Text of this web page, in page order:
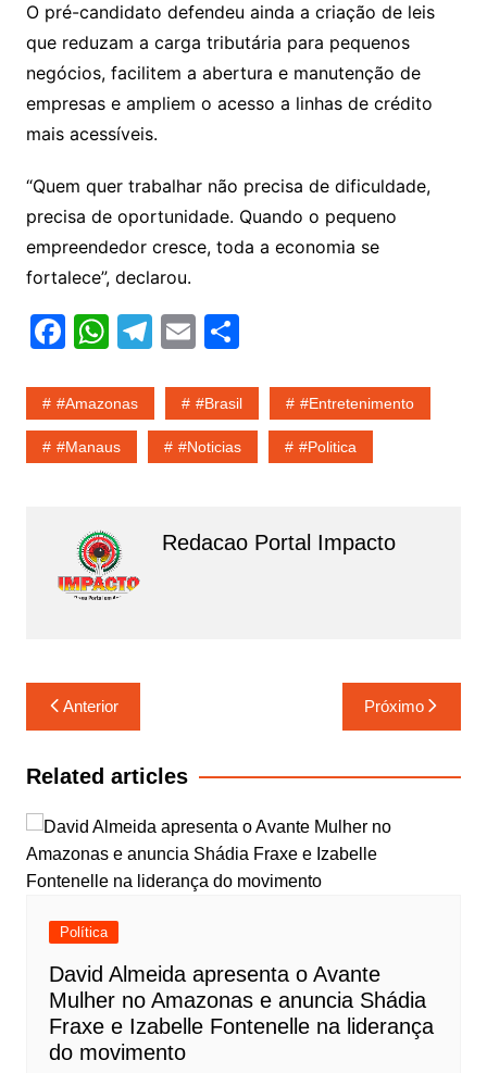
O pré-candidato defendeu ainda a criação de leis
que reduzam a carga tributária para pequenos
negócios, facilitem a abertura e manutenção de
empresas e ampliem o acesso a linhas de crédito
mais acessíveis.
“Quem quer trabalhar não precisa de dificuldade,
precisa de oportunidade. Quando o pequeno
empreendedor cresce, toda a economia se
fortalece”, declarou.
F
c
e
b
o
k
W
at
s
A
p
T
e
gr
a
E
ai
l
S
ar
e
#amazonas #Brasil #entretenimento
#Manaus #noticias #politica
Redacao Portal Impacto
Navegação
de
Post
Anterior Próximo
Related articles
Política
David Almeida apresenta o Avante
Mulher no Amazonas e anuncia Shádia
Fraxe e Izabelle Fontenelle na liderança
do movimento